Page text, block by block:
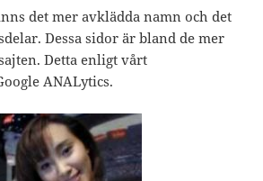
det mer avklädda namn och det
Dessa sidor är bland de mer
Detta enligt vårt
ANALytics.